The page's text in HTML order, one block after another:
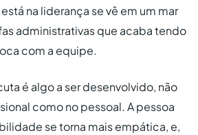
na liderança se vê em um mar
administrativas que acaba tendo
com a equipe.
é algo a ser desenvolvido, não
como no pessoal. A pessoa
se torna mais empática, e,